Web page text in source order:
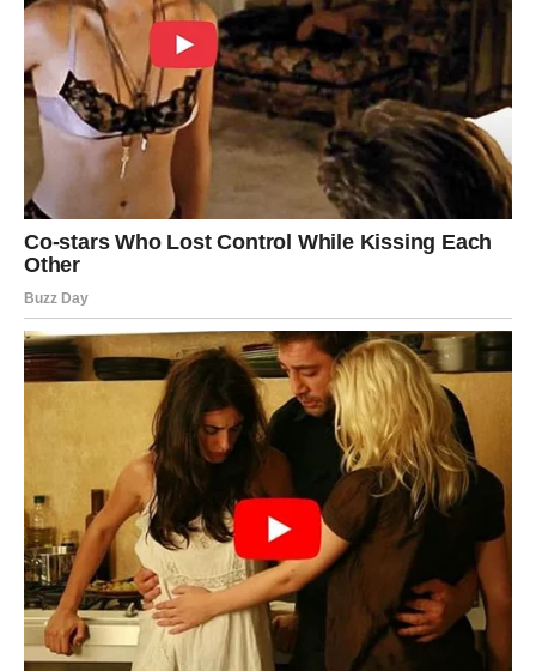
putovanja.
Ovo je dan kada vam sudbina pokazuje da prava osoba
dolazi onda kada prestanete da bežite od emocija.
Jarac
Jarčevi danas deluju hladno, ali u sebi kriju ogromne
emocije. Neko pokušava da vam se približi, ali vi još uvek
razmišljate o prošlosti.
Ako ste u vezi, partner želi više pažnje i topline. Ne
dozvolite da obaveze unište ono što imate. Jedna iskrena
rečenica danas može promeniti mnogo toga.
Slobodni Jarčevi mogli bi dobiti neočekivanu poruku od
osobe koja ih nikada nije zaboravila. Moguće je
obnavljanje kontakta i razgovor koji vraća emocije za koje
ste mislili da su nestale.
Veče donosi snažnu energiju pomirenja i emotivnog